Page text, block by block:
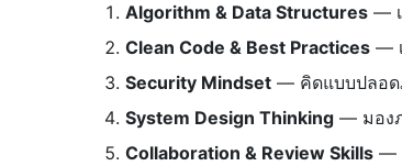
Algorithm & Data Structures —
Clean Code & Best Practices —
Security Mindset — คิดแบบปลอด
System Design Thinking — มอง
Collaboration & Review Skills —